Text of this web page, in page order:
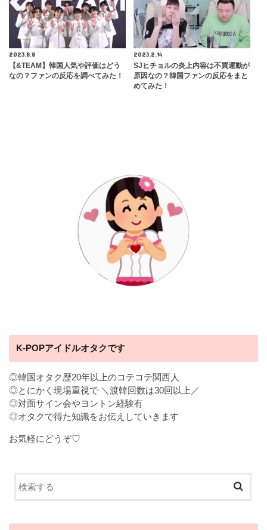
2023.8.8
【&TEAM】韓国人気や評価はどう
なの？ファンの反応を調べてみた！
2023.2.14
SJヒチョルの炎上内容は不買運動が
原因なの？韓国ファンの反応をまと
めてみた！
K-POPアイドルオタクです
◎韓国オタク歴20年以上のコテコテ関西人
◎とにかく現場重視で ＼渡韓回数は30回以上／
◎対面サイン会やヨントン経験有
◎オタクで得た知識をお伝えしていきます
お気軽にどうぞ♡